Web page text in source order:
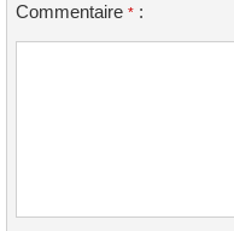
Commentaire * :